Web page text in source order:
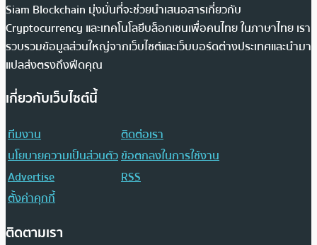
Siam Blockchain มุ่งมั่นที่จะช่วยนำเสนอสารเกี่ยวกับ
Cryptocurrency และเทคโนโลยีบล็อกเชนเพื่อคนไทย ในภาษาไทย เรา
รวบรวมข้อมูลส่วนใหญ่จากเว็บไซต์และเว็บบอร์ดต่างประเทศและนำมา
แปลส่งตรงถึงฟีดคุณ
เกี่ยวกับเว็บไซต์นี้
ทีมงาน
ติดต่อเรา
นโยบายความเป็นส่วนตัวข้อตกลงในการใช้งาน
Advertise
RSS
ตั้งค่าคุกกี้
ติดตามเรา